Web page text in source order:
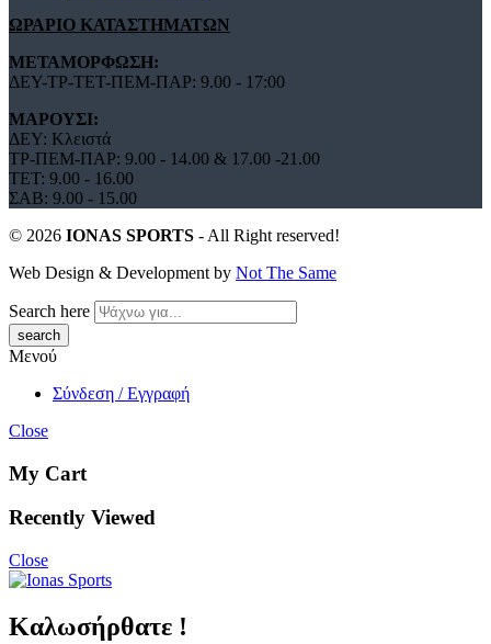
ΩΡΑΡΙΟ ΚΑΤΑΣΤΗΜΑΤΩΝ
ΜΕΤΑΜΟΡΦΩΣΗ:
ΔΕΥ-ΤΡ-ΤΕΤ-ΠΕΜ-ΠΑΡ: 9.00 - 17:00
ΜΑΡΟΥΣΙ:
ΔΕΥ: Κλειστά
ΤΡ-ΠΕΜ-ΠΑΡ: 9.00 - 14.00 & 17.00 -21.00
ΤΕΤ: 9.00 - 16.00
ΣΑΒ: 9.00 - 15.00
© 2026 IONAS SPORTS - All Right reserved!
Web Design & Development by Not The Same
Search here
Μενού
Σύνδεση / Εγγραφή
Close
My Cart
Recently Viewed
Close
Καλωσήρθατε !